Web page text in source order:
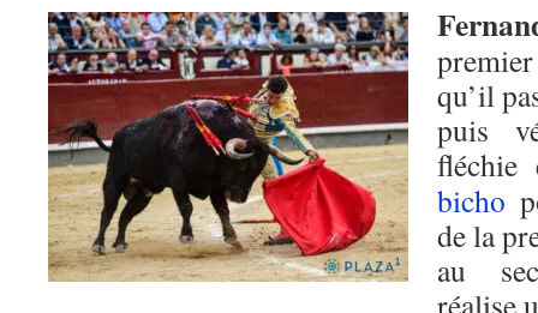
qu’il
puis
bicho
de la
au
réalise